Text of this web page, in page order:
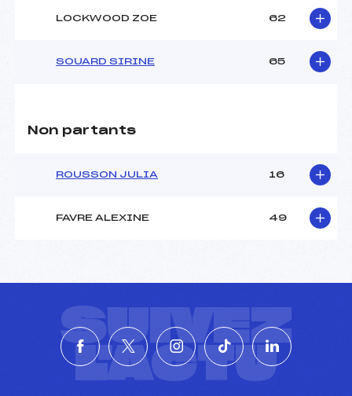
LOCKWOOD ZOE 62
SOUARD SIRINE 65
Non partants
ROUSSON JULIA 16
FAVRE ALEXINE 49
SUIVEZ
L'ACTU